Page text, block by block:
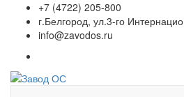
+7 (4722) 205-800
г.Белгород, ул.3-го
info@zavodos.ru